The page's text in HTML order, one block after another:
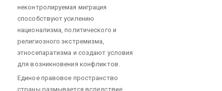
неконтролируемая миграция
способствуют усилению
национализма, политического и
религиозного экстремизма,
этносепаратизма и создают условия
для возникновения конфликтов.
Единое правовое пространство
страны размывается вследствие